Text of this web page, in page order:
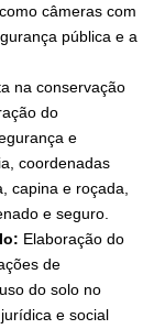
câmeras com
pública e a
na conservação
do
e
coordenadas
capina e roçada,
e seguro.
Elaboração do
de
do solo no
e social